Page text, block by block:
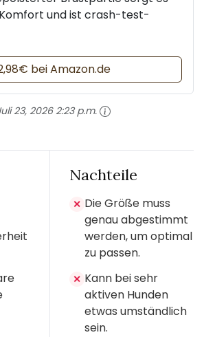
und ist crash-test-
bei Amazon.de
23, 2026 2:23 p.m.
Nachteile
✕ Die Größe muss
genau abgestimmt
werden, um optimal
zu passen.
✕ Kann bei sehr
aktiven Hunden
etwas umständlich
sein.